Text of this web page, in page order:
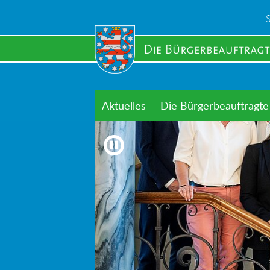
main
Aktuelles Die Bürgerbeauftragte